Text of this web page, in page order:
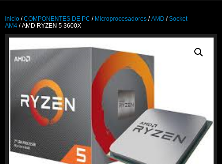
Inicio /COMPONENTES DE PC / Microprocesadores /AMD /Socket
AM4 / AMD RYZEN 5 3600X